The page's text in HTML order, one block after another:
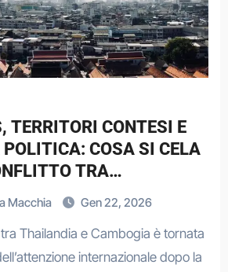
TERRITORI CONTESI E
COSA SI CELA
TRA
CAMBOGIA
Macchia Gen 22, 2026
Thailandia e Cambogia è tornata
internazionale dopo la